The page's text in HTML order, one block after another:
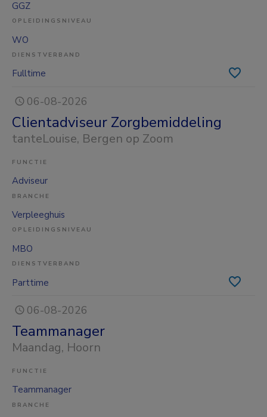
GGZ
OPLEIDINGSNIVEAU
WO
DIENSTVERBAND
Fulltime
06-08-2026
Clientadviseur Zorgbemiddeling
tanteLouise, Bergen op Zoom
FUNCTIE
Adviseur
BRANCHE
Verpleeghuis
OPLEIDINGSNIVEAU
MBO
DIENSTVERBAND
Parttime
06-08-2026
Teammanager
Maandag, Hoorn
FUNCTIE
Teammanager
BRANCHE